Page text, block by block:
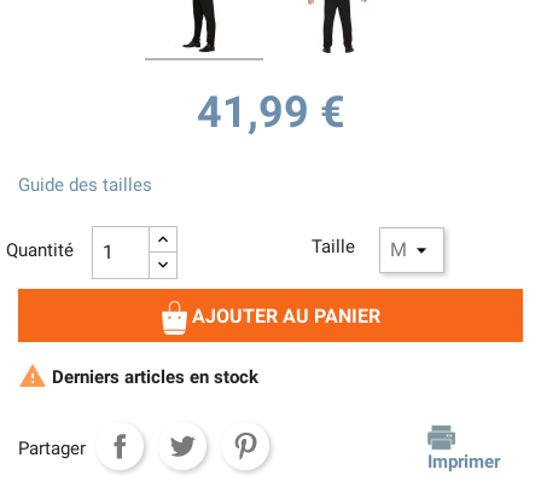
41,99 €
Taille
Guide des tailles
Quantité
AJOUTER AU PANIER
 Derniers articles en stock
Partager
Imprimer